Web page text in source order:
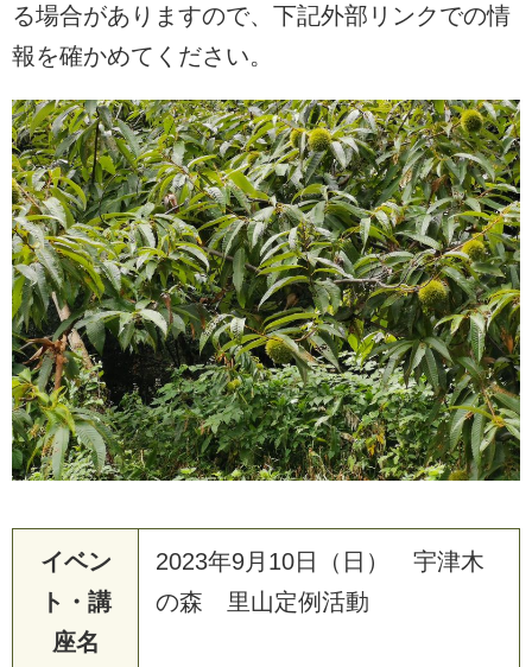
る場合がありますので、下記外部リンクでの情
報を確かめてください。
イベン
ト・講
座名
2023年9月10日（日） 宇津木
の森 里山定例活動